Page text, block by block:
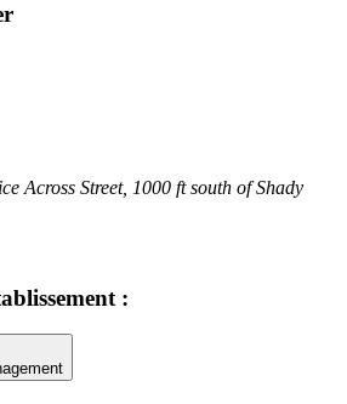
Across Street, 1000 ft south of Shady
: